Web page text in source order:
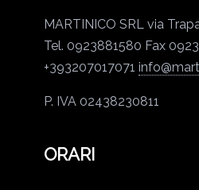
MARTINICO SRL via
Tel. 0923881580 Fax
+393207017071
P. IVA 02438230811
ORARI